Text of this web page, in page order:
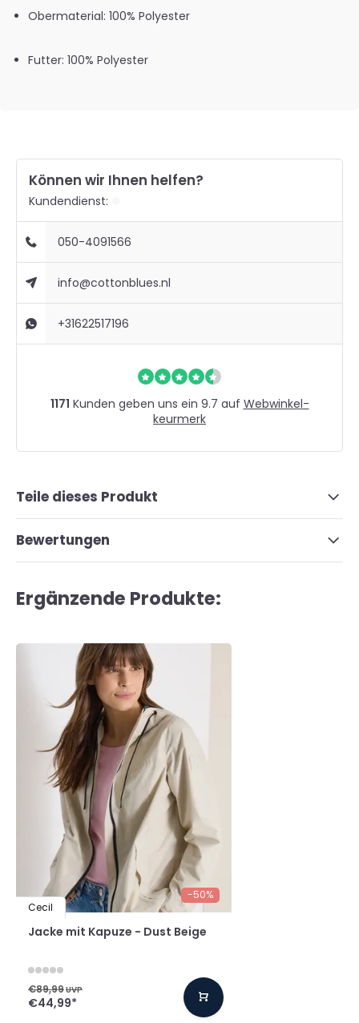
Obermaterial: 100% Polyester
Futter: 100% Polyester
Können wir Ihnen helfen?
Kundendienst:
050-4091566
info@cottonblues.nl
+31622517196
1171 Kunden geben uns ein 9.7 auf Webwinkel-
keurmerk
Teile dieses Produkt
Bewertungen
Ergänzende Produkte:
-50%
Cecil
Jacke mit Kapuze - Dust Beige
€89,99UVP
€44,99*